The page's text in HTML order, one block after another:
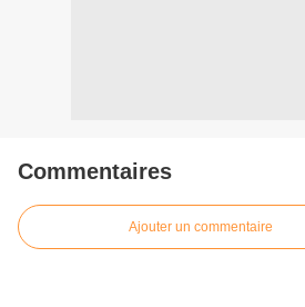
Commentaires
Ajouter un commentaire